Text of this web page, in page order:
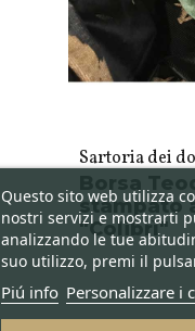
Sartoria dei
stampato
"Colibrì"
Questo sito web utilizza
nostri servizi e mostrarti
analizzando le tue
suo utilizzo, premi il
Piú info Personalizzare i